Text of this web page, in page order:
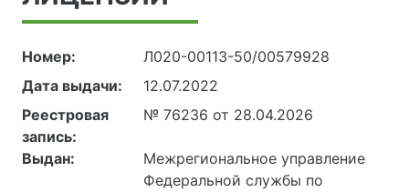
Номер:
Л020-00113-50/00579928
Дата выдачи:
12.07.2022
Реестровая
запись:
№ 76236 от 28.04.2026
Выдан:
Межрегиональное управление
Федеральной службы по